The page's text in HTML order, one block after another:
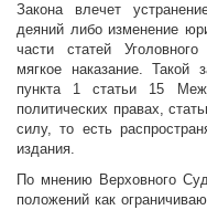
Закона влечет
деяний либо изменение
части статей
мягкое наказание. Такой
пункта 1 статьи 15
политических правах,
силу, то есть
издания.
По мнению Верховного
положений как